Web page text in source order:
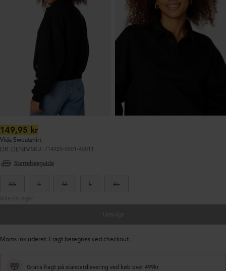
Normalpris:
149,95 kr
Vida Sweatshirt
DR. DENIMSKU: 714929-0001-40011
Størrelsesguide
XS S M L XL
Moms inkluderet. Fragt beregnes ved checkout.
Gratis fragt på standardlevering ved køb over 499kr